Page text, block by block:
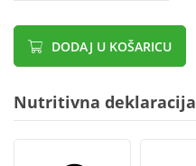
DODAJ U KOŠARICU
Nutritivna deklaracija